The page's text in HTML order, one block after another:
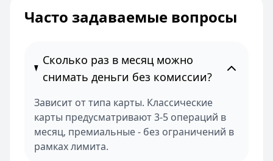
Часто задаваемые вопросы
Сколько раз в месяц можно
снимать деньги без комиссии?
Зависит от типа карты. Классические
карты предусматривают 3-5 операций в
месяц, премиальные - без ограничений в
рамках лимита.